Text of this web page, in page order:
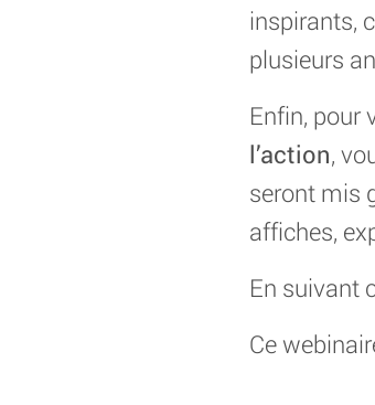
inspirants,
plusieurs
Enfin, pour
l’action,
seront mis
affiches,
En suivant
Ce